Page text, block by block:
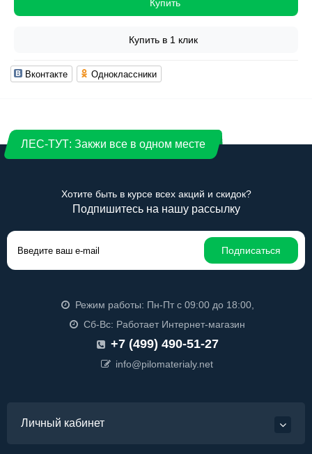
Купить
Купить в 1 клик
Вконтакте Одноклассники
ЛЕС-ТУТ: Закжи все в одном месте
Хотите быть в курсе всех акций и скидок?
Подпишитесь на нашу рассылку
Подписаться
Режим работы: Пн-Пт с 09:00 до 18:00,
Сб-Вс: Работает Интернет-магазин
+7 (499) 490-51-27
info@pilomaterialy.net
Личный кабинет